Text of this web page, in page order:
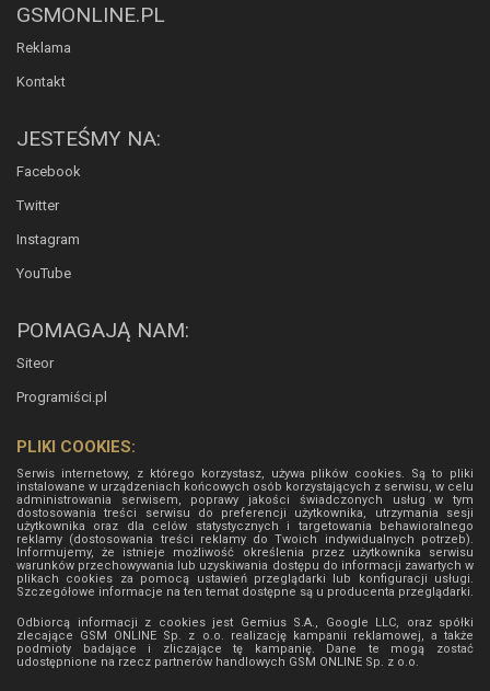
GSMONLINE.PL
Reklama
Kontakt
JESTEŚMY NA:
Facebook
Twitter
Instagram
YouTube
POMAGAJĄ NAM:
Siteor
Programiści.pl
PLIKI COOKIES:
Serwis internetowy, z którego korzystasz, używa plików cookies. Są to pliki
instalowane w urządzeniach końcowych osób korzystających z serwisu, w celu
administrowania serwisem, poprawy jakości świadczonych usług w tym
dostosowania treści serwisu do preferencji użytkownika, utrzymania sesji
użytkownika oraz dla celów statystycznych i targetowania behawioralnego
reklamy (dostosowania treści reklamy do Twoich indywidualnych potrzeb).
Informujemy, że istnieje możliwość określenia przez użytkownika serwisu
warunków przechowywania lub uzyskiwania dostępu do informacji zawartych w
plikach cookies za pomocą ustawień przeglądarki lub konfiguracji usługi.
Szczegółowe informacje na ten temat dostępne są u producenta przeglądarki.
Odbiorcą informacji z cookies jest Gemius S.A., Google LLC, oraz spółki
zlecające GSM ONLINE Sp. z o.o. realizację kampanii reklamowej, a także
podmioty badające i zliczające tę kampanię. Dane te mogą zostać
udostępnione na rzecz partnerów handlowych GSM ONLINE Sp. z o.o.